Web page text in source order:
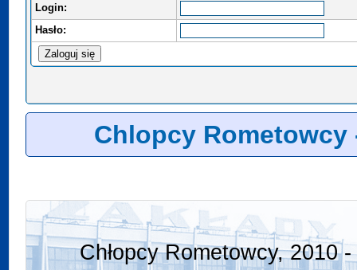
Login:
Hasło:
Chlopcy Rometowcy
Chłopcy Rometowcy, 2010